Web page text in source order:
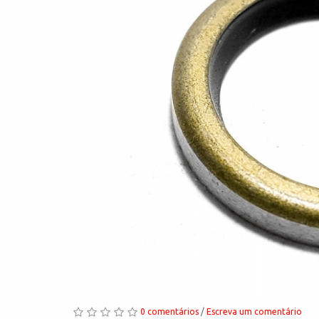
0 comentários / Escreva um comentário